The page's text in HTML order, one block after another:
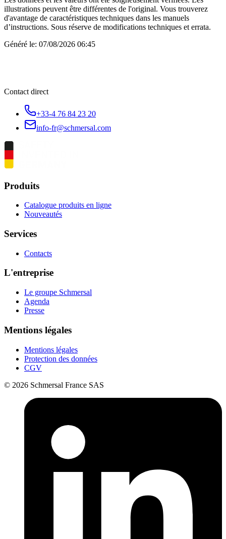
illustrations peuvent être différentes de l'original. Vous trouverez
d'avantage de caractéristiques techniques dans les manuels
d’instructions. Sous réserve de modifications techniques et errata.
Généré le: 07/08/2026 06:45
Contact direct
+33-4 76 84 23 20
info-fr@schmersal.com
Produits
Catalogue produits en ligne
Nouveautés
Services
Contacts
L'entreprise
Le groupe Schmersal
Agenda
Presse
Mentions légales
Mentions légales
Protection des données
CGV
© 2026 Schmersal France SAS